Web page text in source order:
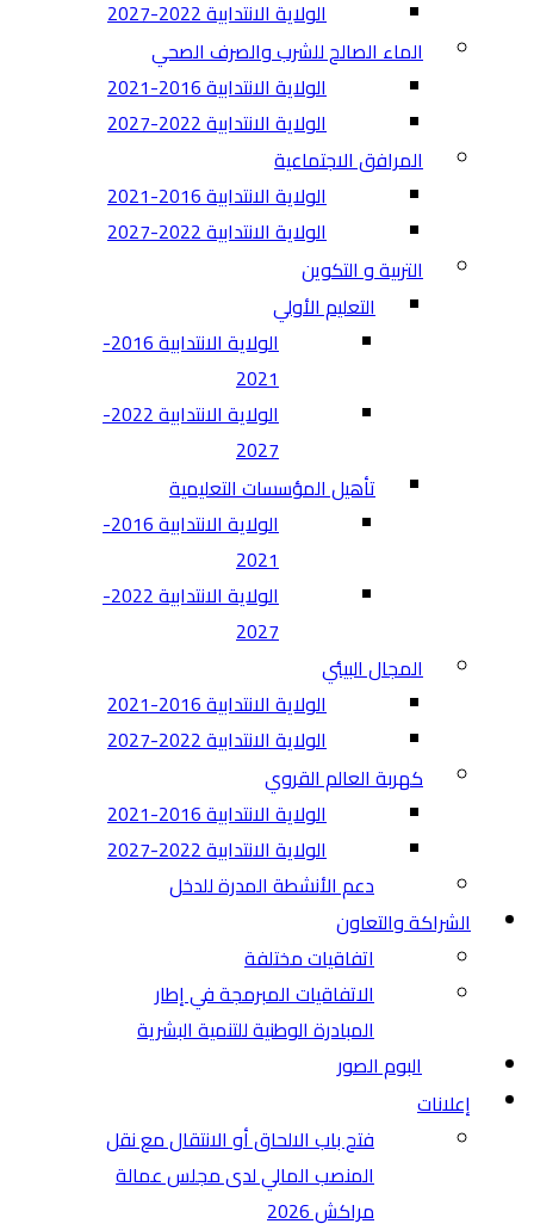
الولاية الانتدابية 2022-2027
الماء الصالح للشرب والصرف الصحي
الولاية الانتدابية 2016-2021
الولاية الانتدابية 2022-2027
المرافق الاجتماعية
الولاية الانتدابية 2016-2021
الولاية الانتدابية 2022-2027
التربية و التكوين
التعليم الأولي
الولاية الانتدابية 2016-
2021
الولاية الانتدابية 2022-
2027
تأهيل المؤسسات التعليمية
الولاية الانتدابية 2016-
2021
الولاية الانتدابية 2022-
2027
المجال البيئي
الولاية الانتدابية 2016-2021
الولاية الانتدابية 2022-2027
كهربة العالم القروي
الولاية الانتدابية 2016-2021
الولاية الانتدابية 2022-2027
دعم الأنشطة المدرة للدخل
الشراكة والتعاون
اتفاقيات مختلفة​
الاتفاقيات المبرمجة في إطار
المبادرة الوطنية للتنمية البشرية
البوم الصور
إعلانات
فتح باب الالحاق أو الانتقال مع نقل
المنصب المالي لدى مجلس عمالة
مراكش 2026